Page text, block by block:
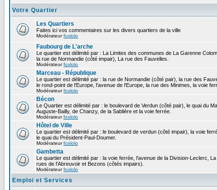
Votre Quartier
Les Quartiers
Faites ici vos commentaires sur les divers quartiers de la ville
Modérateurfoxlolo
Faubourg de L'arche
Le quartier est délimité par : La Limites des communes de La Garenne
la rue de Normandie (côté impair), La rue des Fauvelles.
Modérateurfoxlolo
Marceau - République
Le quartier est délimité par : la rue de Normandie (côté pair), la rue des
le rond-point de l'Europe, l'avenue de l'Europe, la rue des Minimes, la voie
Modérateurfoxlolo
Bécon
Le Quartier est délimité par : le boulevard de Verdun (côté pair), le quai du
Auguste-Bailly, de Chanzy, de la Sablière et la voie ferrée.
Modérateurfoxlolo
Hôtel de Ville
Le quartier est délimité par : le boulevard de verdun (côté impair), la voie
le quai du Président-Paul-Doumer.
Modérateurfoxlolo
Gambetta
Le quartier est délimité par : la voie ferrée, l'avenue de la Division-Leclerc,
rues de l'Abreuvoir et Bezons (côtés impairs).
Modérateurfoxlolo
Emploi et Services